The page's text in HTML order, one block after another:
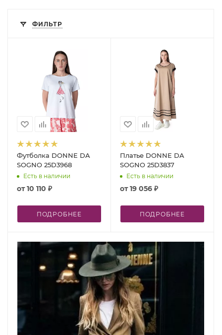
ФИЛЬТР
Футболка DONNE DA
SOGNO 25D3968
Есть в наличии
от10 110 ₽
ПОДРОБНЕЕ
Платье DONNE DA
SOGNO 25D3837
Есть в наличии
от19 056 ₽
ПОДРОБНЕЕ